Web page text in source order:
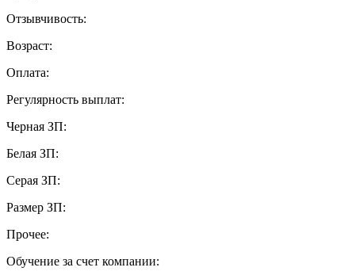
Отзывчивость:
Возраст:
Оплата:
Регулярность выплат:
Черная ЗП:
Белая ЗП:
Серая ЗП:
Размер ЗП:
Прочее:
Обучение за счет компании: